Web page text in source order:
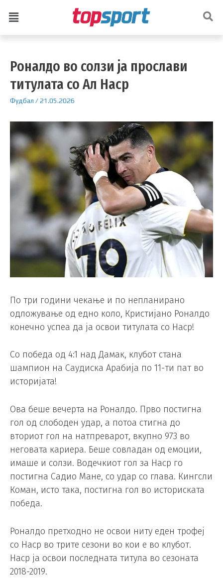
Роналдо во солзи ја прослави
титулата со Ал Наср
Фудбал /21.05.2026
По три години чекање и по непланирано
одложување од едно коло, Кристијано Роналдо
конечно успеа да ја освои титулата со Наср!
Со победа од 4:1 над Дамак, клубот стана
шампион на Саудиска Арабија по 11-ти пат во
историјата!
Ова беше вечерта на Роналдо. Прво постигна
гол од слободен удар, а потоа стигна до
вториот гол на натпреварот, вкупно 973 во
неговата кариера. Беше совладан од емоции,
имаше и солзи. Водечкиот гол за Наср го
постигна Садио Мане, со удар со глава. Кингсли
Коман, исто така, постигна гол во историската
победа.
Роналдо претходно не освои ниту еден трофеј
со Наср во трите сезони во кои е во клубот.
Наср ја освои последната титула во сезоната
2018-2019.